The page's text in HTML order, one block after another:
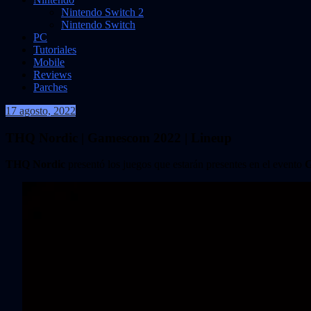
Nintendo Switch 2
Nintendo Switch
PC
Tutoriales
Mobile
Reviews
Parches
17 agosto, 2022